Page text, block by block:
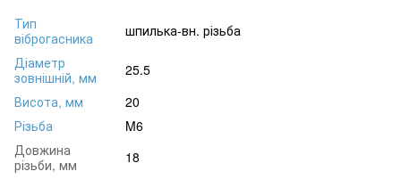
Тип
віброгасника
шпилька-вн. різьба
Діаметр
зовнішній, мм
25.5
Висота, мм
20
Різьба
M6
Довжина
різьби, мм
18